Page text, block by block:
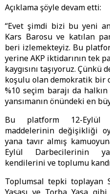
Açıklama şöyle devam etti:
“Evet şimdi bizi bu yeni
Kars Barosu ve katılan
beri izlemekteyiz. Bu
yerine AKP iktidarının tek
kaygısını taşıyoruz.
koşulu olan demokratik bir
%10 seçim barajı da
yansımanın önündeki en
Bu platform 12-Eylül -
maddelerinin değişikliği
yana tavır almış
Eylül Darbecilerinin
kendilerini ve toplumu
Toplumsal tepki toplayan